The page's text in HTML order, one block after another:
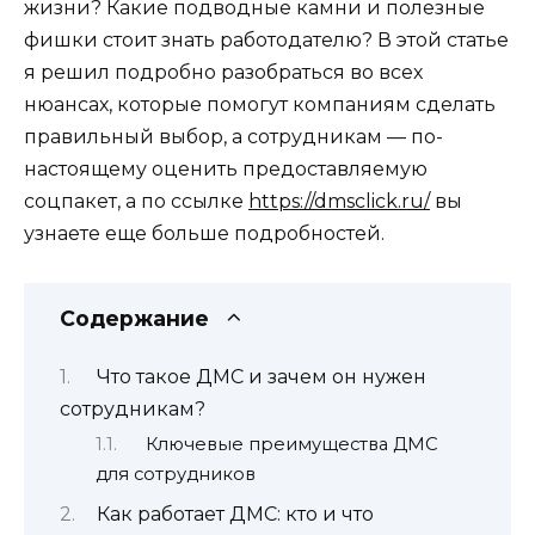
жизни? Какие подводные камни и полезные
фишки стоит знать работодателю? В этой статье
я решил подробно разобраться во всех
нюансах, которые помогут компаниям сделать
правильный выбор, а сотрудникам — по-
настоящему оценить предоставляемую
соцпакет, а по ссылке https://dmsclick.ru/вы
узнаете еще больше подробностей.
Содержание
Что такое ДМС и зачем он нужен
сотрудникам?
Ключевые преимущества ДМС
для сотрудников
Как работает ДМС: кто и что